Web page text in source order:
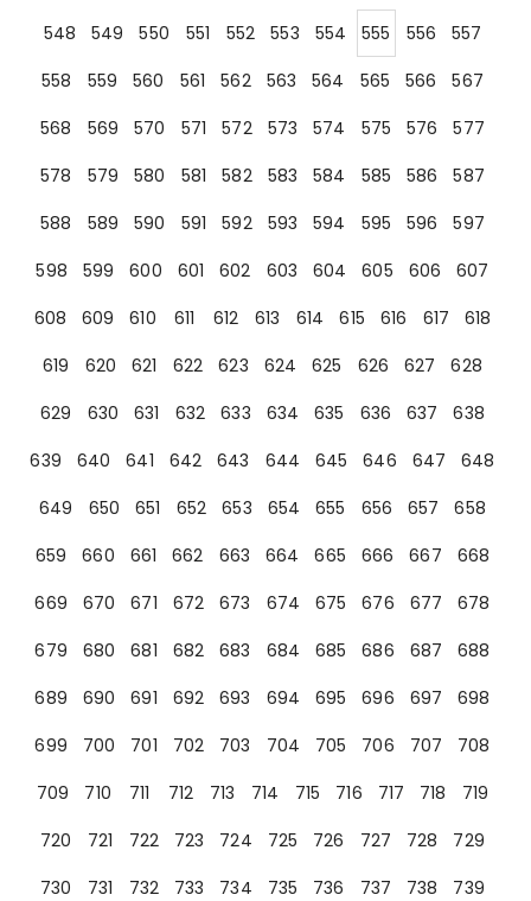
548
549 550 551 552 553 554 555 556
557
558
559 560 561 562 563 564 565 566
567
568
569 570 571 572 573 574 575 576
577
578
579 580 581 582 583 584 585 586
587
588
589 590 591 592 593 594 595 596
597
598
599 600 601 602 603 604 605 606
607
608
609 610 611 612 613 614 615 616 617
618
619
620 621 622 623 624 625 626 627
628
629
630 631 632 633 634 635 636 637
638
639
640 641 642 643 644 645 646 647
648
649
650 651 652 653 654 655 656 657
658
659
660 661 662 663 664 665 666 667
668
669
670 671 672 673 674 675 676 677
678
679
680 681 682 683 684 685 686 687
688
689
690 691 692 693 694 695 696 697
698
699
700 701 702 703 704 705 706 707
708
709
710 711 712 713 714 715 716 717 718
719
720
721 722 723 724 725 726 727 728
729
730
731 732 733 734 735 736 737 738
739